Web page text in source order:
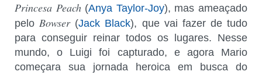
Princesa Peach(Anya Taylor-Joy), mas ameaçado
peloBowser(Jack Black), que vai fazer de tudo
para conseguir reinar todos os lugares. Nesse
mundo, o Luigi foi capturado, e agora Mario
começara sua jornada heroica em busca do